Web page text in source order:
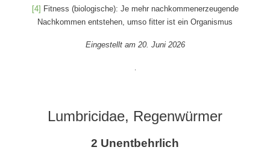
[4] Fitness (biologische): Je mehr nachkommenerzeugende
Nachkommen entstehen, umso fitter ist ein Organismus
Eingestellt am 20. Juni 2026
Lumbricidae, Regenwürmer
2 Unentbehrlich